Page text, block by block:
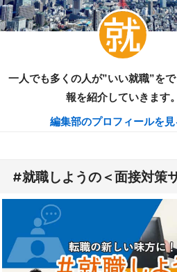
一人でも多くの人が”いい就職”を
報を紹介していきます。
編集部のプロフィールを
#就職しようの＜面接対策